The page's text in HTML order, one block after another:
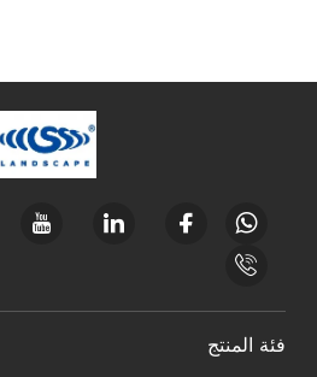
فئة المنتج